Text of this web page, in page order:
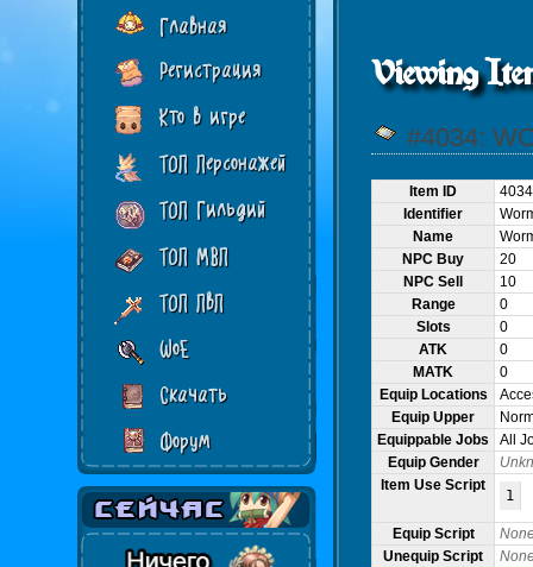
Главная
Регистрация
Кто в игре
ТОП Персонажей
ТОП Гильдий
ТОП МВП
ТОП ПвП
WoE
Скачать
Форум
Viewing
#4034:
Item ID
4034
Identifier
Name
NPC Buy
20
NPC Sell
10
Range
0
Slots
0
ATK
0
MATK
0
Equip Locations
Equip Upper
Equippable Jobs
All
Equip Gender
Item Use Script
1
Equip Script
Unequip Script